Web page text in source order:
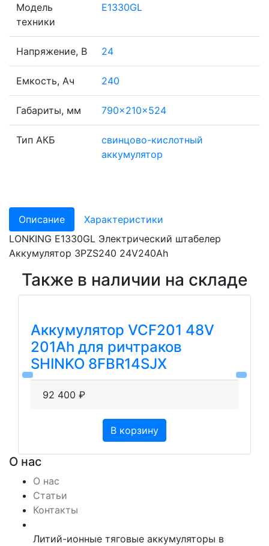
Модель
техники
E1330GL
Напряжение, В 24
Емкость, Ач 240
Габариты, мм 790x210x524
Тип АКБ
свинцово-кислотный
аккумулятор
Описание
Характеристики
LONKING E1330GL Электрический штабелер
Аккумулятор 3PZS240 24V240Ah
Также в наличии на складе
Аккумулятор VCF201 48V
201Ah для ричтраков
SHINKO 8FBR14SJX
92 400 ₽
В корзину
О нас
О нас
Статьи
Контакты
Литий-ионные тяговые аккумуляторы в